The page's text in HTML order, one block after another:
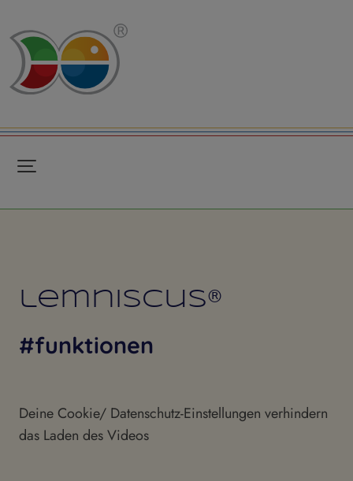
lemniscus®
#funktionen
Deine Cookie/ Datenschutz-Einstellungen verhindern
das Laden des Videos